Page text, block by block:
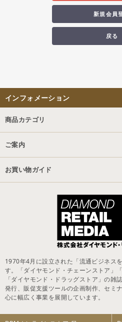
新規会員
戻る
インフォメーション
商品カテゴリ
ご案内
お買い物ガイド
1970年4月に設立された「流通ビジネス
す。「ダイヤモンド・チェーンストア」
「ダイヤモンド・ドラッグストア」の雑
発行、販促支援ツールの企画制作、セミ
心に幅広く事業を展開しています。